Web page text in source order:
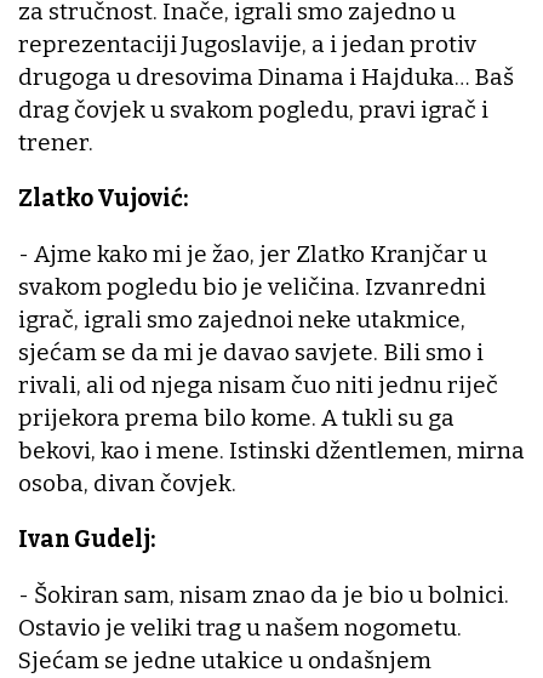
za stručnost. Inače, igrali smo zajedno u
reprezentaciji Jugoslavije, a i jedan protiv
drugoga u dresovima Dinama i Hajduka… Baš
drag čovjek u svakom pogledu, pravi igrač i
trener.
Zlatko Vujović:
- Ajme kako mi je žao, jer Zlatko Kranjčar u
svakom pogledu bio je veličina. Izvanredni
igrač, igrali smo zajednoi neke utakmice,
sjećam se da mi je davao savjete. Bili smo i
rivali, ali od njega nisam čuo niti jednu riječ
prijekora prema bilo kome. A tukli su ga
bekovi, kao i mene. Istinski džentlemen, mirna
osoba, divan čovjek.
Ivan Gudelj:
- Šokiran sam, nisam znao da je bio u bolnici.
Ostavio je veliki trag u našem nogometu.
Sjećam se jedne utakice u ondašnjem